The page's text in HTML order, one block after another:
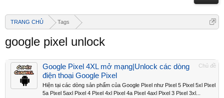
TRANG CHỦ Tags
google pixel unlock
Chủ đề
Google Pixel 4XL mở mạng|Unlock các dòng
điện thoại Google Pixel
Hiện tại các dòng sản phẩm của Google Pixel như Pixel 5 Pixel 5xl Pixel
5a Pixel 5axl Pixel 4 Pixel 4xl Pixel 4a Pixel 4axl Pixel 3 Pixel 3xl...